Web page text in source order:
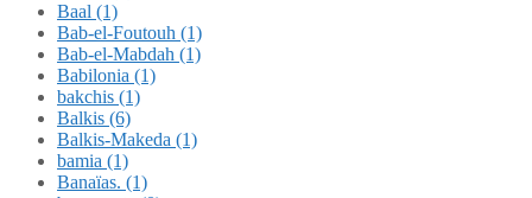
Baal (1)
Bab-el-Foutouh (1)
Bab-el-Mabdah (1)
Babilonia (1)
bakchis (1)
Balkis (6)
Balkis-Makeda (1)
bamia (1)
Banaïas. (1)